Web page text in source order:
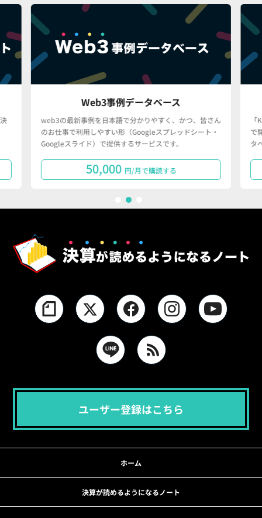
Web3事例データベース
web3の最新事例を日本語で分かりやすく、かつ、皆さん
のお仕事で利用しやすい形（Googleスプレッドシート・
Googleスライド）で提供するサービスです。
50,000 円/月で購読する
で
タ
ユーザー登録はこちら
ホーム
決算が読めるようになるノート